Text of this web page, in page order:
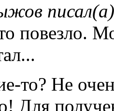
повезло.
то? Не
Для